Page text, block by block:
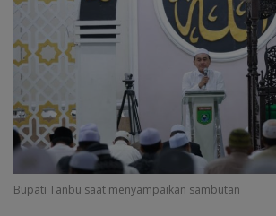
Bupati Tanbu saat menyampaikan sambutan